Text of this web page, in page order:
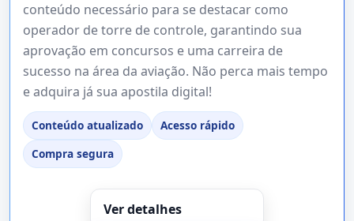
conteúdo necessário para se destacar como
operador de torre de controle, garantindo sua
aprovação em concursos e uma carreira de
sucesso na área da aviação. Não perca mais tempo
e adquira já sua apostila digital!
Conteúdo atualizado
Acesso rápido
Compra segura
Ver detalhes